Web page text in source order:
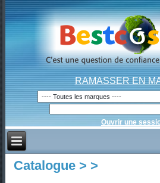
RAMASSER EN
Ouvrir une
Catalogue > >